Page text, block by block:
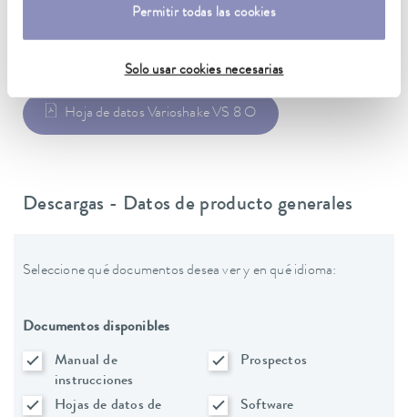
Permitir todas las cookies
Solo usar cookies necesarias
Hoja de datos Varioshake VS 8 O
Descargas - Datos de producto generales
Seleccione qué documentos desea ver y en qué idioma:
Documentos disponibles
Manual de
instrucciones
Prospectos
Hojas de datos de
Software